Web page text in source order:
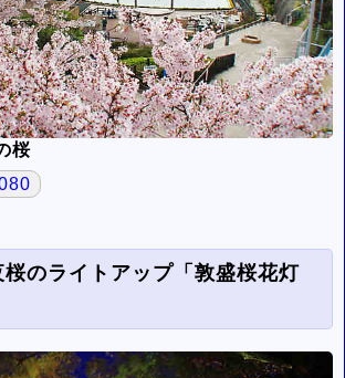
桜
のライトアップ「敦盛桜花灯